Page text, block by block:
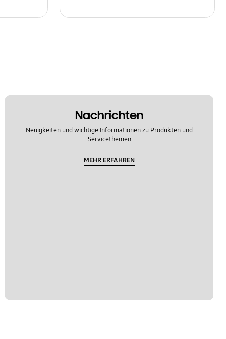
Nachrichten
Neuigkeiten und wichtige Informationen zu Produkten und
Servicethemen
MEHR ERFAHREN